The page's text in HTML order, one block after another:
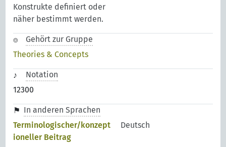
Konstrukte definiert oder
näher bestimmt werden.
Gehört zur Gruppe
Theories & Concepts
Notation
12300
In anderen Sprachen
Terminologischer/konzept
ioneller Beitrag
Deutsch